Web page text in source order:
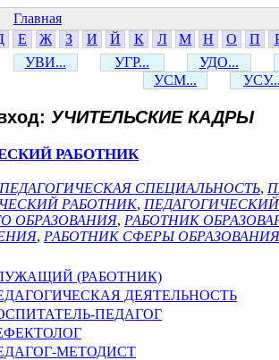
Главная
Е Ж З И Й К Л М Н О П
УВИ... УГР...
УДО...
УСМ...
УЧИТЕЛЬСКИЕ КАДРЫ
РАБОТНИК
ПЕДАГОГИЧЕСКАЯ СПЕЦИАЛЬНОСТЬ,
РАБОТНИК,
ОБРАЗОВАНИЯ, РАБОТНИК
, РАБОТНИК СФЕРЫ ОБРАЗОВАНИЯ
(РАБОТНИК)
ДЕЯТЕЛЬНОСТЬ
ПЕДАГОГ
МЕТОДИСТ